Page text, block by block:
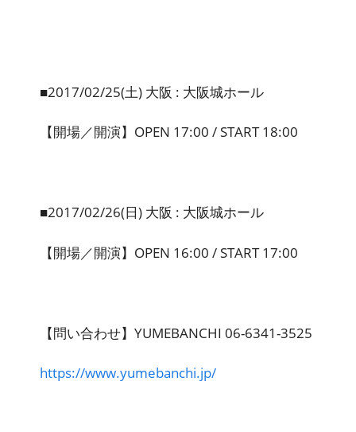
■2017/02/25(土) 大阪 : 大阪城ホール
【開場／開演】OPEN 17:00 / START 18:00
■2017/02/26(日) 大阪 : 大阪城ホール
【開場／開演】OPEN 16:00 / START 17:00
【問い合わせ】YUMEBANCHI 06-6341-3525
https://www.yumebanchi.jp/